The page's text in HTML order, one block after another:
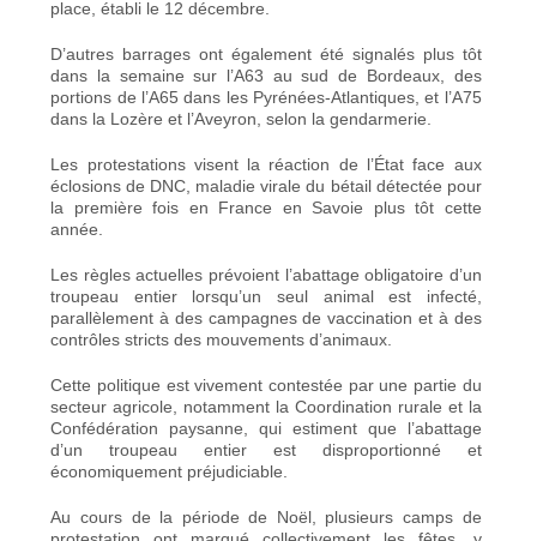
place, établi le 12 décembre.
D’autres barrages ont également été signalés plus tôt
dans la semaine sur l’A63 au sud de Bordeaux, des
portions de l’A65 dans les Pyrénées-Atlantiques, et l’A75
dans la Lozère et l’Aveyron, selon la gendarmerie.
Les protestations visent la réaction de l’État face aux
éclosions de DNC, maladie virale du bétail détectée pour
la première fois en France en Savoie plus tôt cette
année.
Les règles actuelles prévoient l’abattage obligatoire d’un
troupeau entier lorsqu’un seul animal est infecté,
parallèlement à des campagnes de vaccination et à des
contrôles stricts des mouvements d’animaux.
Cette politique est vivement contestée par une partie du
secteur agricole, notamment la Coordination rurale et la
Confédération paysanne, qui estiment que l’abattage
d’un troupeau entier est disproportionné et
économiquement préjudiciable.
Au cours de la période de Noël, plusieurs camps de